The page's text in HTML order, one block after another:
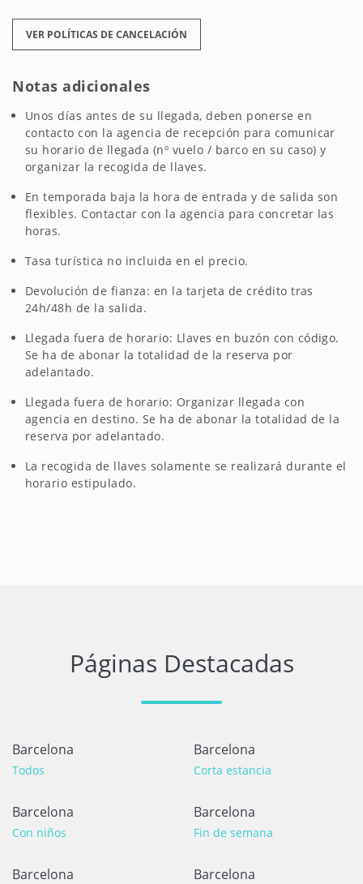
VER POLÍTICAS DE CANCELACIÓN
Notas adicionales
Unos días antes de su llegada, deben ponerse en
contacto con la agencia de recepción para comunicar
su horario de llegada (nº vuelo / barco en su caso) y
organizar la recogida de llaves.
En temporada baja la hora de entrada y de salida son
flexibles. Contactar con la agencia para concretar las
horas.
Tasa turística no incluida en el precio.
Devolución de fianza: en la tarjeta de crédito tras
24h/48h de la salida.
Llegada fuera de horario: Llaves en buzón con código.
Se ha de abonar la totalidad de la reserva por
adelantado.
Llegada fuera de horario: Organizar llegada con
agencia en destino. Se ha de abonar la totalidad de la
reserva por adelantado.
La recogida de llaves solamente se realizará durante el
horario estipulado.
Páginas Destacadas
Barcelona
Todos
Barcelona
Corta estancia
Barcelona
Con niños
Barcelona
Fin de semana
Barcelona Barcelona